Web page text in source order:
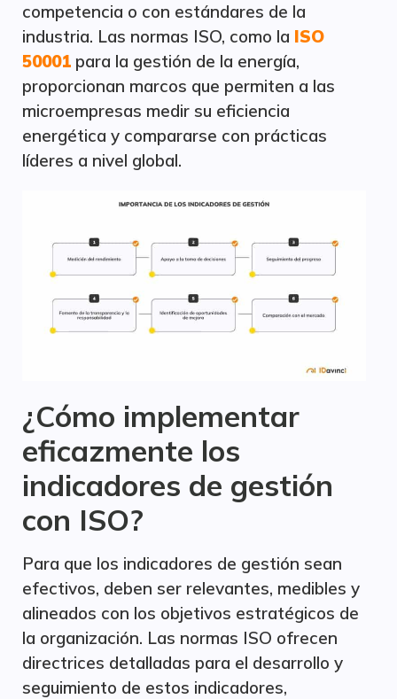
competencia o con estándares de la
industria. Las normas ISO, como la ISO
50001 para la gestión de la energía,
proporcionan marcos que permiten a las
microempresas medir su eficiencia
energética y compararse con prácticas
líderes a nivel global.
¿Cómo implementar
eficazmente los
indicadores de gestión
con ISO?
Para que los indicadores de gestión sean
efectivos, deben ser relevantes, medibles y
alineados con los objetivos estratégicos de
la organización. Las normas ISO ofrecen
directrices detalladas para el desarrollo y
seguimiento de estos indicadores,